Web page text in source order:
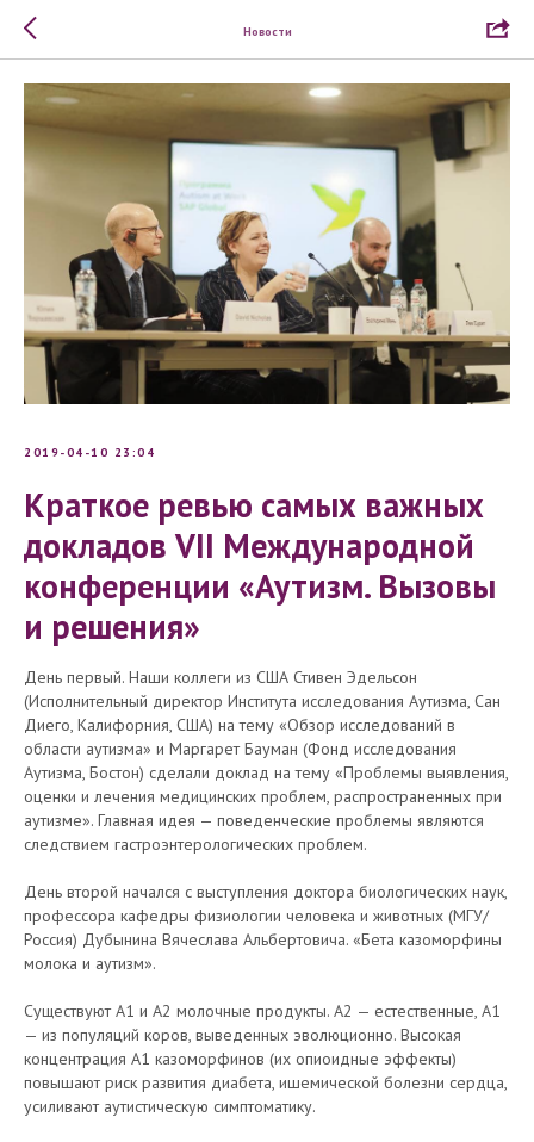
Новости
2019-04-10 23:04
Краткое ревью самых важных
докладов VII Международной
конференции «Аутизм. Вызовы
и решения»
День первый. Наши коллеги из США Стивен Эдельсон
(Исполнительный директор Института исследования Аутизма, Сан
Диего, Калифорния, США) на тему «Обзор исследований в
области аутизма» и Маргарет Бауман (Фонд исследования
Аутизма, Бостон) сделали доклад на тему «Проблемы выявления,
оценки и лечения медицинских проблем, распространенных при
аутизме». Главная идея — поведенческие проблемы являются
следствием гастроэнтерологических проблем.
День второй начался с выступления доктора биологических наук,
профессора кафедры физиологии человека и животных (МГУ/
Россия) Дубынина Вячеслава Альбертовича. «Бета казоморфины
молока и аутизм».
Существуют А1 и А2 молочные продукты. А2 — естественные, А1
— из популяций коров, выведенных эволюционно. Высокая
концентрация А1 казоморфинов (их опиоидные эффекты)
повышают риск развития диабета, ишемической болезни сердца,
усиливают аутистическую симптоматику.